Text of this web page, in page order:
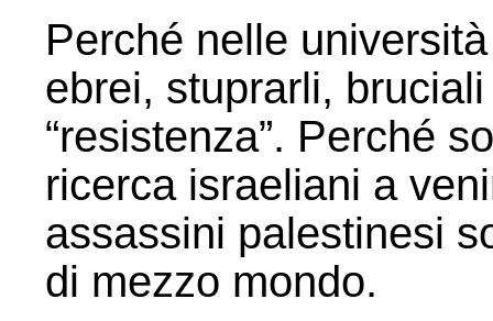
Perché nelle
ebrei, stuprarli,
“resistenza”. Perché
ricerca israeliani a
assassini palestinesi
di mezzo mondo.